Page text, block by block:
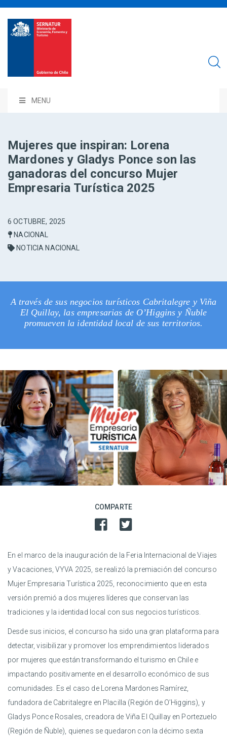
MENU
Mujeres que inspiran: Lorena
Mardones y Gladys Ponce son las
ganadoras del concurso Mujer
Empresaria Turística 2025
6 OCTUBRE, 2025
NACIONAL
NOTICIA NACIONAL
A través de sus negocios turísticos Cabritalegre y Viña
El Quillay, las empresarias de O’Higgins y Ñuble
promueven la identidad local de sus territorios.
COMPARTE
En el marco de la inauguración de la Feria Internacional de Viajes
y Vacaciones, VYVA 2025, se realizó la premiación del concurso
Mujer Empresaria Turística 2025, reconocimiento que en esta
versión premió a dos mujeres líderes que conservan las
tradiciones y la identidad local con sus negocios turísticos.
Desde sus inicios, el concurso ha sido una gran plataforma para
detectar, visibilizar y promover los emprendimientos liderados
por mujeres que están transformando el turismo en Chile e
impactando positivamente en el desarrollo económico de sus
comunidades. Es el caso de Lorena Mardones Ramírez,
fundadora de Cabritalegre en Placilla (Región de O’Higgins), y
Gladys Ponce Rosales, creadora de Viña El Quillay en Portezuelo
(Región de Ñuble), quienes se quedaron con la décimo sexta